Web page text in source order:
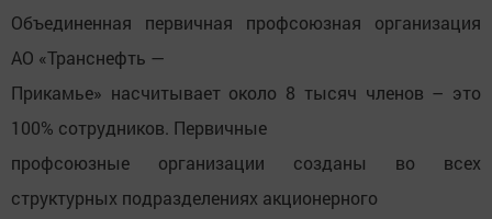
Объединенная первичная профсоюзная организация
АО «Транснефть —
Прикамье» насчитывает около 8 тысяч членов – это
100% сотрудников. Первичные
профсоюзные организации созданы во всех
структурных подразделениях акционерного